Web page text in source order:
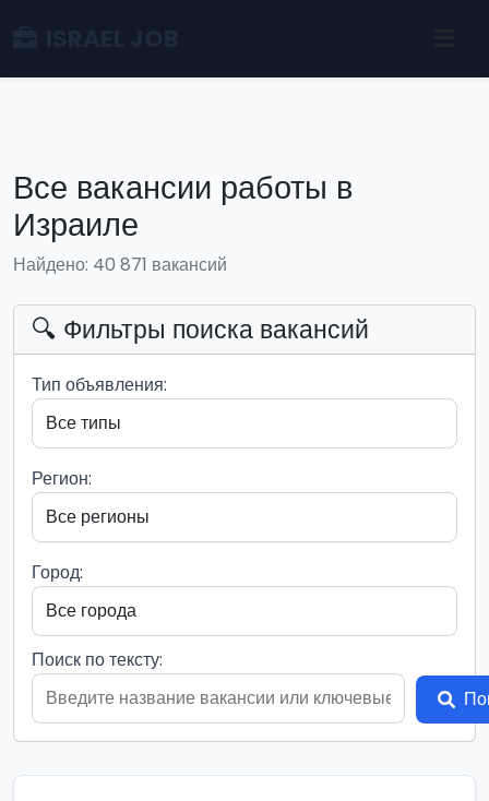
Все вакансии работы в
Израиле
Найдено: 40 871 вакансий
🔍 Фильтры поиска вакансий
Тип объявления:
Регион:
Город:
Поиск по тексту: